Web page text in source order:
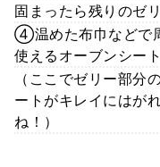
固まったら残りのゼ
④温めた布巾などで
使えるオーブンシー
（ここでゼリー部分
ートがキレイにはが
ね！）